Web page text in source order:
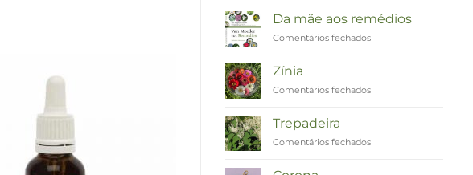
Da mãe aos remédios
Comentários fechadosem
Remedies
Zínia
Comentários fechadosem
Trepadeira
Comentários fechadosem